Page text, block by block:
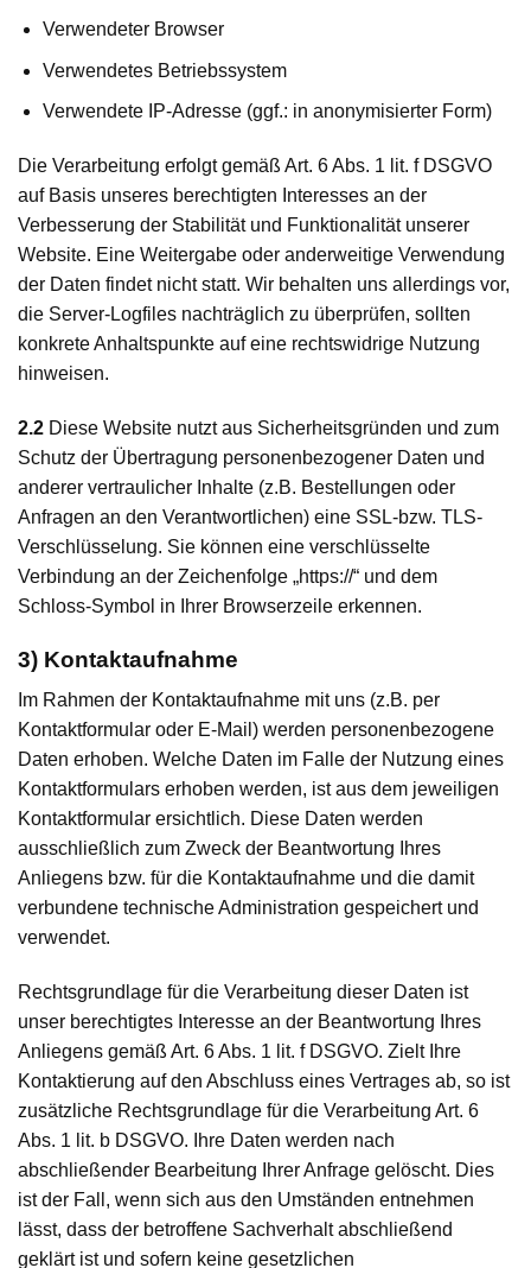
Verwendeter Browser
Verwendetes Betriebssystem
Verwendete IP-Adresse (ggf.: in anonymisierter Form)
Die Verarbeitung erfolgt gemäß Art. 6 Abs. 1 lit. f DSGVO
auf Basis unseres berechtigten Interesses an der
Verbesserung der Stabilität und Funktionalität unserer
Website. Eine Weitergabe oder anderweitige Verwendung
der Daten findet nicht statt. Wir behalten uns allerdings vor,
die Server-Logfiles nachträglich zu überprüfen, sollten
konkrete Anhaltspunkte auf eine rechtswidrige Nutzung
hinweisen.
2.2 Diese Website nutzt aus Sicherheitsgründen und zum
Schutz der Übertragung personenbezogener Daten und
anderer vertraulicher Inhalte (z.B. Bestellungen oder
Anfragen an den Verantwortlichen) eine SSL-bzw. TLS-
Verschlüsselung. Sie können eine verschlüsselte
Verbindung an der Zeichenfolge „https://“ und dem
Schloss-Symbol in Ihrer Browserzeile erkennen.
3) Kontaktaufnahme
Im Rahmen der Kontaktaufnahme mit uns (z.B. per
Kontaktformular oder E-Mail) werden personenbezogene
Daten erhoben. Welche Daten im Falle der Nutzung eines
Kontaktformulars erhoben werden, ist aus dem jeweiligen
Kontaktformular ersichtlich. Diese Daten werden
ausschließlich zum Zweck der Beantwortung Ihres
Anliegens bzw. für die Kontaktaufnahme und die damit
verbundene technische Administration gespeichert und
verwendet.
Rechtsgrundlage für die Verarbeitung dieser Daten ist
unser berechtigtes Interesse an der Beantwortung Ihres
Anliegens gemäß Art. 6 Abs. 1 lit. f DSGVO. Zielt Ihre
Kontaktierung auf den Abschluss eines Vertrages ab, so ist
zusätzliche Rechtsgrundlage für die Verarbeitung Art. 6
Abs. 1 lit. b DSGVO. Ihre Daten werden nach
abschließender Bearbeitung Ihrer Anfrage gelöscht. Dies
ist der Fall, wenn sich aus den Umständen entnehmen
lässt, dass der betroffene Sachverhalt abschließend
geklärt ist und sofern keine gesetzlichen